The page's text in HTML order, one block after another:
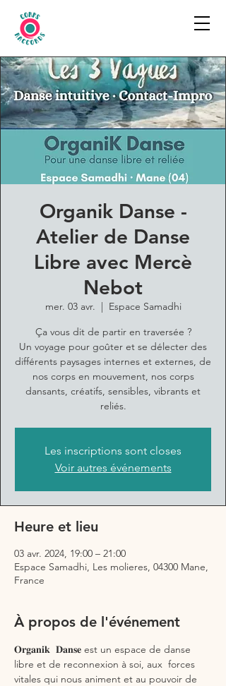
Organik Danse -
Atelier de Danse
Libre avec Mercè
Nebot
mer. 03 avr.
  |
Espace Samadhi
Ça vous dit de partir en traversée ?
Un voyage pour goûter et se délecter des
différents paysages internes et externes, de
nos corps en mouvement, nos corps
dansants, créatifs, sensibles, vibrants et
reliés.
Les inscriptions sont closes
Voir autres événements
Heure et lieu
03 avr. 2024, 19:00 – 21:00
Espace Samadhi, Les molieres, 04300 Mane,
France
À propos de l'événement
𝐎𝐫𝐠𝐚𝐧𝐢𝐤  𝐃𝐚𝐧𝐬𝐞 est un espace de danse
libre et de reconnexion à soi, aux  forces
vitales qui nous animent et au pouvoir de